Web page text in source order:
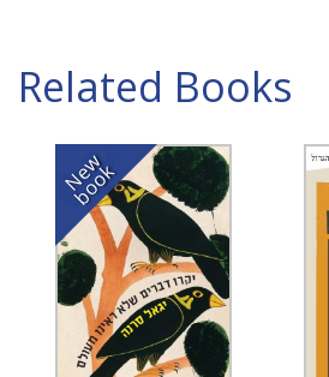
Related Books
N
e
w
b
o
o
k